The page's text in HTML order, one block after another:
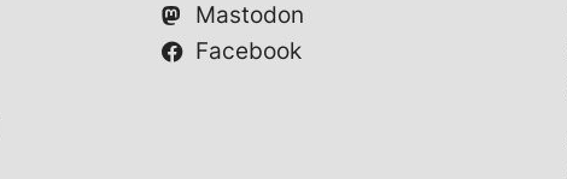
Mastodon
Facebook